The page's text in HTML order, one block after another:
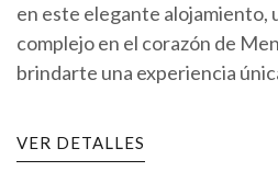
en este elegante alojamiento,
complejo en el corazón de
brindarte una experiencia
VER DETALLES